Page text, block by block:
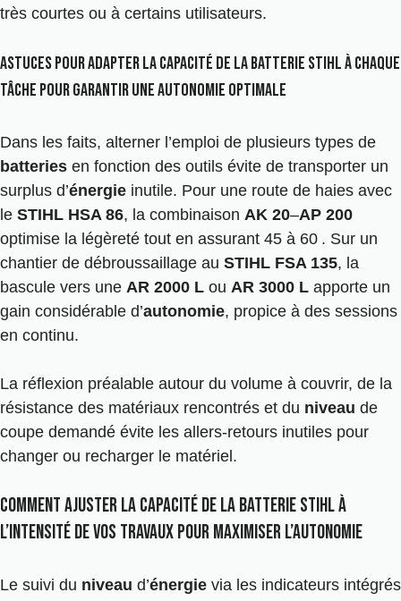
très courtes ou à certains utilisateurs.
Astuces pour adapter la capacité de la batterie Stihl à chaque
tâche pour garantir une autonomie optimale
Dans les faits, alterner l’emploi de plusieurs types de
batteries en fonction des outils évite de transporter un
surplus d’énergie inutile. Pour une route de haies avec
le STIHL HSA 86, la combinaison AK 20–AP 200
optimise la légèreté tout en assurant 45 à 60 . Sur un
chantier de débroussaillage au STIHL FSA 135, la
bascule vers une AR 2000 L ou AR 3000 L apporte un
gain considérable d’autonomie, propice à des sessions
en continu.
La réflexion préalable autour du volume à couvrir, de la
résistance des matériaux rencontrés et du niveau de
coupe demandé évite les allers-retours inutiles pour
changer ou recharger le matériel.
Comment ajuster la capacité de la batterie Stihl à
l’intensité de vos travaux pour maximiser l’autonomie
Le suivi du niveau d’énergie via les indicateurs intégrés